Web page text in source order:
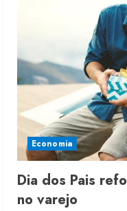
Economia
Dia dos Pais
no varejo